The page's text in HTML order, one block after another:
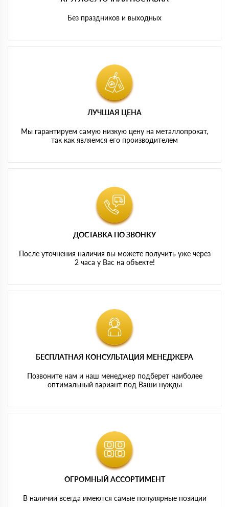
Без праздников и выходных
ЛУЧШАЯ ЦЕНА
Мы гарантируем самую низкую цену на металлопрокат,
так как являемся его производителем
ДОСТАВКА ПО ЗВОНКУ
После уточнения наличия вы можете получить уже через
2 часа у Вас на объекте!
БЕСПЛАТНАЯ КОНСУЛЬТАЦИЯ МЕНЕДЖЕРА
Позвоните нам и наш менеджер подберет наиболее
оптимальный вариант под Ваши нужды
ОГРОМНЫЙ АССОРТИМЕНТ
В наличии всегда имеются самые популярные позиции